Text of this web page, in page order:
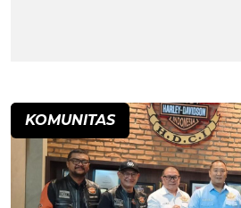
KOMUNITAS